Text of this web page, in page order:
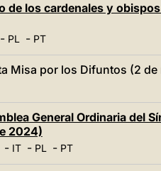
de los cardenales y
PL- PT
Misa por los Difuntos (2
General Ordinaria del
2024)
IT- PL- PT